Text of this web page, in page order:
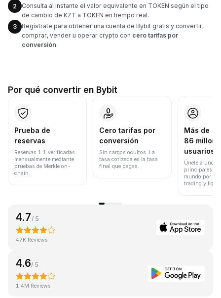
2
Consulta al instante el valor equivalente en TOKEN según el tipo
de cambio de KZT a TOKEN en tiempo real.
3
Regístrate para obtener una cuenta de Bybit gratis y convertir,
comprar, vender u operar crypto con cero tarifas por
conversión.
Por qué convertir en Bybit
Prueba de
reservas
Reservas 1:1 verificadas
mensualmente mediante
pruebas de Merkle on-
chain.
Cero tarifas por
conversión
Sin cargos ocultos. La
tasa cotizada es la tasa
final que pagas.
Más de
86
usuarios
Únete a uno
principales
mundo por
trading y
4.7/ 5
47K Reviews
4.6/ 5
1.4M Reviews